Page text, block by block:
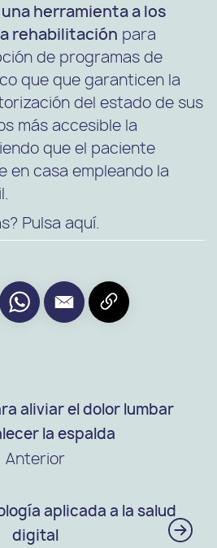
una herramienta a los
rehabilitación para
de programas de
que que garanticen la
del estado de sus
más accesible la
que el paciente
en casa empleando la
Pulsa aquí.
aliviar el dolor lumbar
la espalda
Anterior
aplicada a la salud
digital